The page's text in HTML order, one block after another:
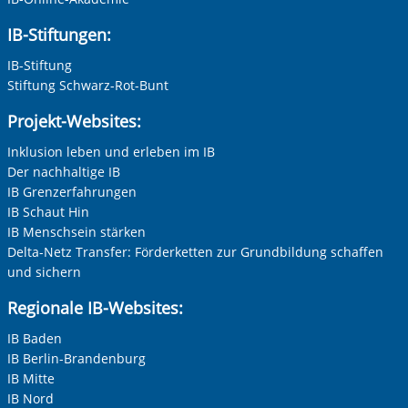
Ihre E-Mail-Adresse
Ihre Telefonnummer
Betreff ihrer Anfrage
Ihre Nachricht
können Sie in unseren Datenschutzeinstellungen jederzeit
Zur Aktivierung der Videos Marketing-Cookies hier
Vorherige Folie anzeigen
IB-Stiftungen:
IB-Stiftung
Stiftung Schwarz-Rot-Bunt
Projekt-Websites:
Inklusion leben und erleben im IB
Der nachhaltige IB
IB Grenzerfahrungen
IB Schaut Hin
IB Menschsein stärken
Delta-Netz Transfer: Förderketten zur Grundbildung schaffen
und sichern
Regionale IB-Websites:
IB Baden
IB Berlin-Brandenburg
IB Mitte
IB Nord